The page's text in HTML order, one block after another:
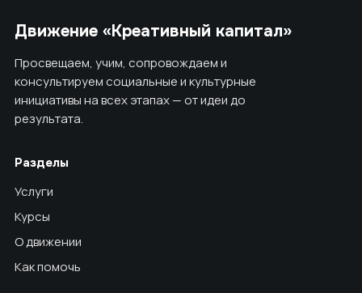
Движение «Креативный капитал»
Просвещаем, учим, сопровождаем и
консультируем социальные и культурные
инициативы на всех этапах — от идеи до
результата.
Разделы
Услуги
Курсы
О движении
Как помочь